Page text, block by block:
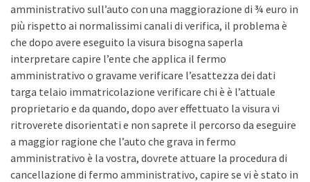
amministrativo sull’auto con una maggiorazione di ¾ euro in
più rispetto ai normalissimi canali di verifica, il problema è
che dopo avere eseguito la visura bisogna saperla
interpretare capire l’ente che applica il fermo
amministrativo o gravame verificare l’esattezza dei dati
targa telaio immatricolazione verificare chi è è l’attuale
proprietario e da quando, dopo aver effettuato la visura vi
ritroverete disorientati e non saprete il percorso da eseguire
a maggior ragione che l’auto che grava in fermo
amministrativo è la vostra, dovrete attuare la procedura di
cancellazione di fermo amministrativo, capire se vi è stato in